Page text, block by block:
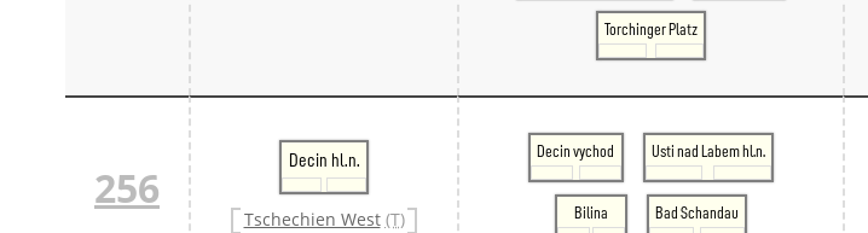
Torchinger Platz
256
Decin hl.n.
Tschechien West (T)
Decin vychod Usti nad Labem hl.n.
Bilina Bad Schandau